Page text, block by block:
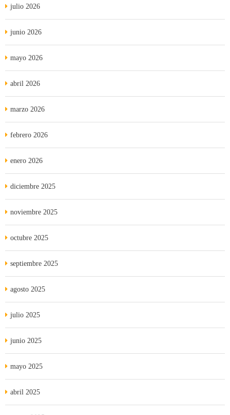
julio 2026
junio 2026
mayo 2026
abril 2026
marzo 2026
febrero 2026
enero 2026
diciembre 2025
noviembre 2025
octubre 2025
septiembre 2025
agosto 2025
julio 2025
junio 2025
mayo 2025
abril 2025